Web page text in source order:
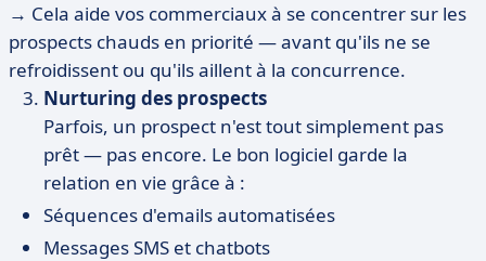
→ Cela aide vos commerciaux à se concentrer sur les
prospects chauds en priorité — avant qu'ils ne se
refroidissent ou qu'ils aillent à la concurrence.
Nurturing des prospects
Parfois, un prospect n'est tout simplement pas
prêt — pas encore. Le bon logiciel garde la
relation en vie grâce à :
Séquences d'emails automatisées
Messages SMS et chatbots